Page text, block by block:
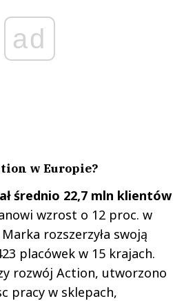
ad
w Europie?
średnio 22,7 mln klientów
wzrost o 12 proc. w
rozszerzyła swoją
placówek w 15 krajach.
rozwój Action, utworzono
pracy w sklepach,